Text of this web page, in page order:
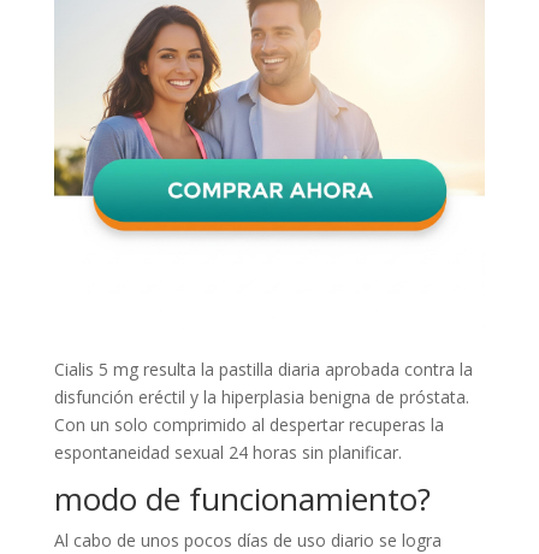
Cialis 5 mg resulta la pastilla diaria aprobada contra la
disfunción eréctil y la hiperplasia benigna de próstata.
Con un solo comprimido al despertar recuperas la
espontaneidad sexual 24 horas sin planificar.
modo de funcionamiento?
Al cabo de unos pocos días de uso diario se logra